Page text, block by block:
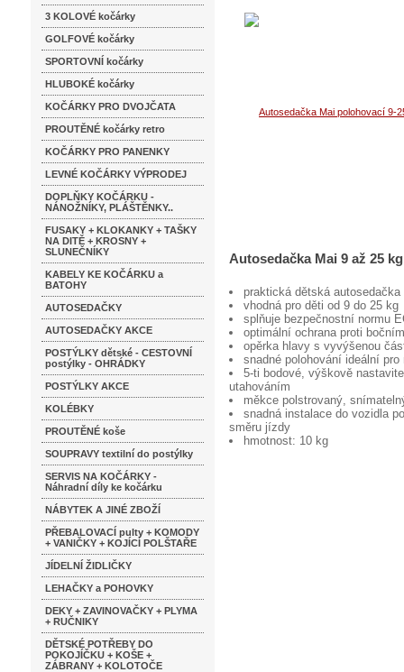
3 KOLOVÉ kočárky
GOLFOVÉ kočárky
SPORTOVNÍ kočárky
HLUBOKÉ kočárky
KOČÁRKY PRO DVOJČATA
PROUTĚNÉ kočárky retro
KOČÁRKY PRO PANENKY
LEVNÉ KOČÁRKY VÝPRODEJ
DOPLŇKY KOČÁRKU -
NÁNOŽNÍKY, PLÁŠTĚNKY..
FUSAKY + KLOKANKY + TAŠKY
NA DITĚ + KROSNY +
SLUNEČNÍKY
KABELY KE KOČÁRKU a
BATOHY
AUTOSEDAČKY
AUTOSEDAČKY AKCE
POSTÝLKY dětské - CESTOVNÍ
postýlky - OHRÁDKY
POSTÝLKY AKCE
KOLÉBKY
PROUTĚNÉ koše
SOUPRAVY textilní do postýlky
SERVIS NA KOČÁRKY -
Náhradní díly ke kočárku
NÁBYTEK A JINÉ ZBOŽÍ
PŘEBALOVACÍ pulty + KOMODY
+ VANIČKY + KOJÍCÍ POLŠTAŘE
JÍDELNÍ ŽIDLIČKY
LEHAČKY a POHOVKY
DEKY + ZAVINOVAČKY + PLYMA
+ RUČNIKY
DĚTSKÉ POTŘEBY DO
POKOJÍČKU + KOŠE +
ZÁBRANY + KOLOTOČE
Autosedačka Mai 9 až 25 kg
praktická dětská autosedačka
vhodná pro děti od 9 do 25 kg
splňuje bezpečnostní normu
optimální ochrana proti
opěrka hlavy s vyvýšenou
snadné polohování ideální
5-ti bodové, výškově
utahováním
měkce polstrovaný,
snadná instalace do vozidla
směru jízdy
hmotnost: 10 kg